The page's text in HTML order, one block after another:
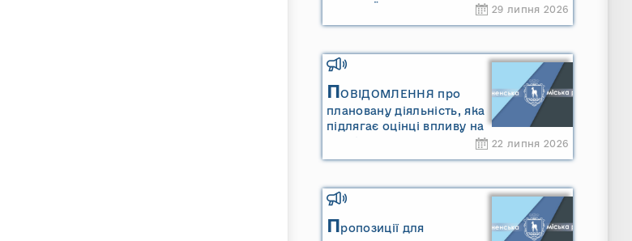
МІСЬКОЇ РАДИ
29 липня 2026
ПОВІДОМЛЕННЯ про
плановану діяльність, яка
підлягає оцінці впливу на
довкілля ТОВАРИСТВО З
ОБМЕЖЕНОЮ
"САРНИ ОІЛ"
22 липня 2026
Пропозиції для